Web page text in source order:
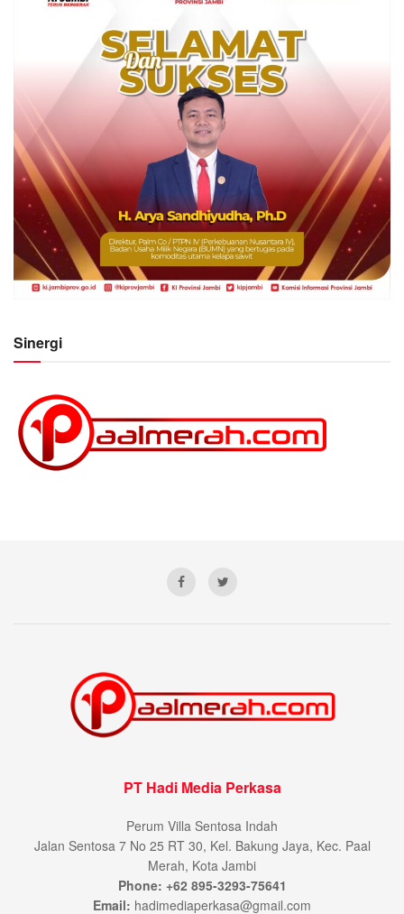
Sinergi
PT Hadi Media Perkasa
Perum Villa Sentosa Indah
Jalan Sentosa 7 No 25 RT 30, Kel. Bakung Jaya, Kec. Paal
Merah, Kota Jambi
Phone: +62 895-3293-75641
Email: hadimediaperkasa@gmail.com